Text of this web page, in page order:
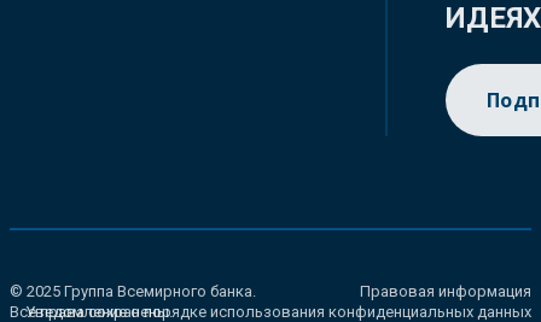
ИДЕЯХ
© 2025 Группа Всемирного банка.
Все права сохранены.
Правовая информация
Уведомление о порядке использования конфиденциальных данных